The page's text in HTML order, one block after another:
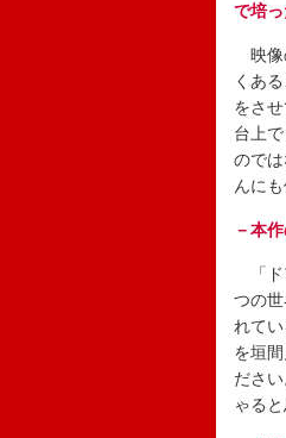
で培
映像
くあ
をさ
台上
ので
んに
－本
「ド
つの
れて
を垣
ださ
ゃる